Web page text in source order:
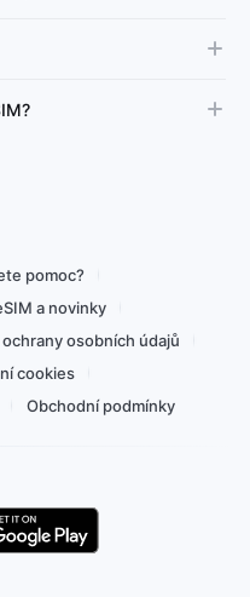
pomoc?
a novinky
ochrany osobních údajů
cookies
Obchodní podmínky